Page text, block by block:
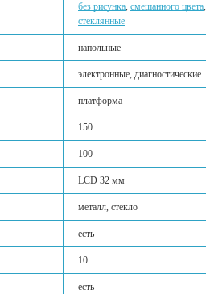
без рисунка, смешанного цвета,
стеклянные
напольные
электронные, диагностические
платформа
150
100
LCD 32 мм
металл, стекло
есть
10
есть